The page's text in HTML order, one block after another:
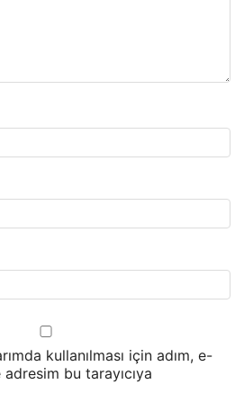
kullanılması için adım, e-
bu tarayıcıya